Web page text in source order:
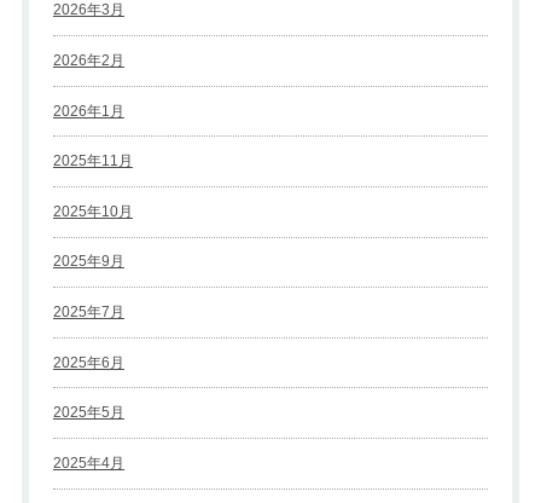
2026年3月
2026年2月
2026年1月
2025年11月
2025年10月
2025年9月
2025年7月
2025年6月
2025年5月
2025年4月